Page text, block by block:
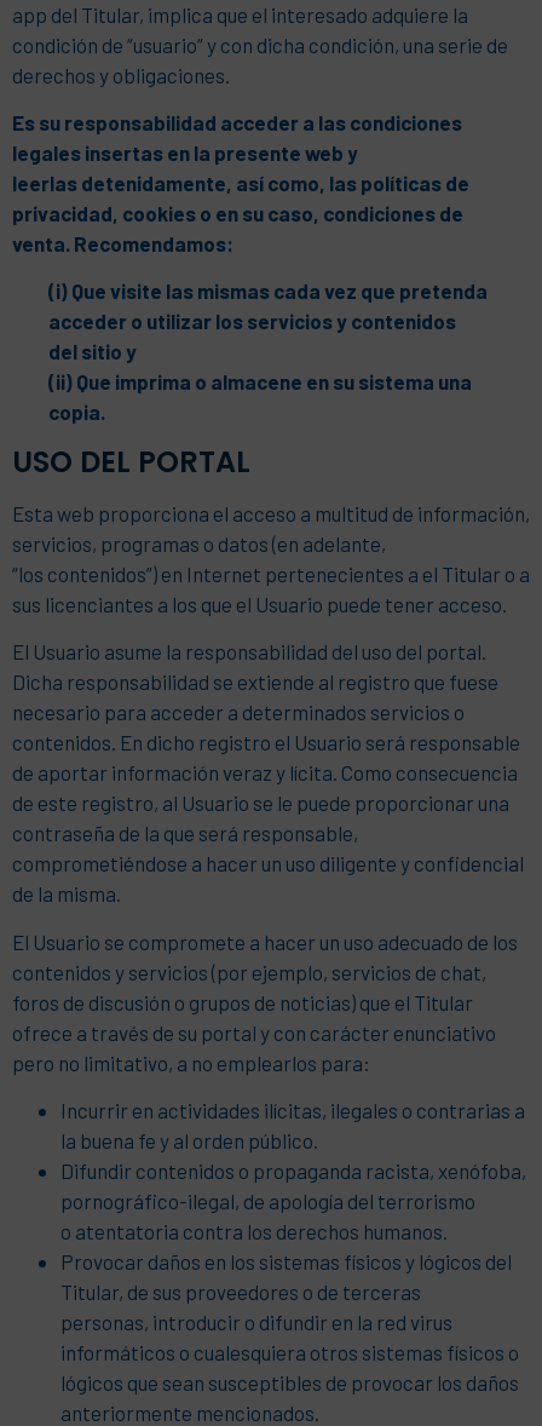
app del Titular, implica que el interesado adquiere la
condición de “usuario” y con dicha condición, una serie de
derechos y obligaciones.
Es su responsabilidad acceder a las condiciones
legales insertas en la presente web y
leerlas detenidamente, así como, las políticas de
privacidad, cookies o en su caso, condiciones de
venta. Recomendamos:
(i) Que visite las mismas cada vez que pretenda
acceder o utilizar los servicios y contenidos
del sitio y
(ii) Que imprima o almacene en su sistema una
copia.
USO DEL PORTAL
Esta web proporciona el acceso a multitud de información,
servicios, programas o datos (en adelante,
“los contenidos”) en Internet pertenecientes a el Titular o a
sus licenciantes a los que el Usuario puede tener acceso.
El Usuario asume la responsabilidad del uso del portal.
Dicha responsabilidad se extiende al registro que fuese
necesario para acceder a determinados servicios o
contenidos. En dicho registro el Usuario será responsable
de aportar información veraz y lícita. Como consecuencia
de este registro, al Usuario se le puede proporcionar una
contraseña de la que será responsable,
comprometiéndose a hacer un uso diligente y confidencial
de la misma.
El Usuario se compromete a hacer un uso adecuado de los
contenidos y servicios (por ejemplo, servicios de chat,
foros de discusión o grupos de noticias) que el Titular
ofrece a través de su portal y con carácter enunciativo
pero no limitativo, a no emplearlos para:
Incurrir en actividades ilícitas, ilegales o contrarias a
la buena fe y al orden público.
Difundir contenidos o propaganda racista, xenófoba,
pornográfico-ilegal, de apología del terrorismo
o atentatoria contra los derechos humanos.
Provocar daños en los sistemas físicos y lógicos del
Titular, de sus proveedores o de terceras
personas, introducir o difundir en la red virus
informáticos o cualesquiera otros sistemas físicos o
lógicos que sean susceptibles de provocar los daños
anteriormente mencionados.